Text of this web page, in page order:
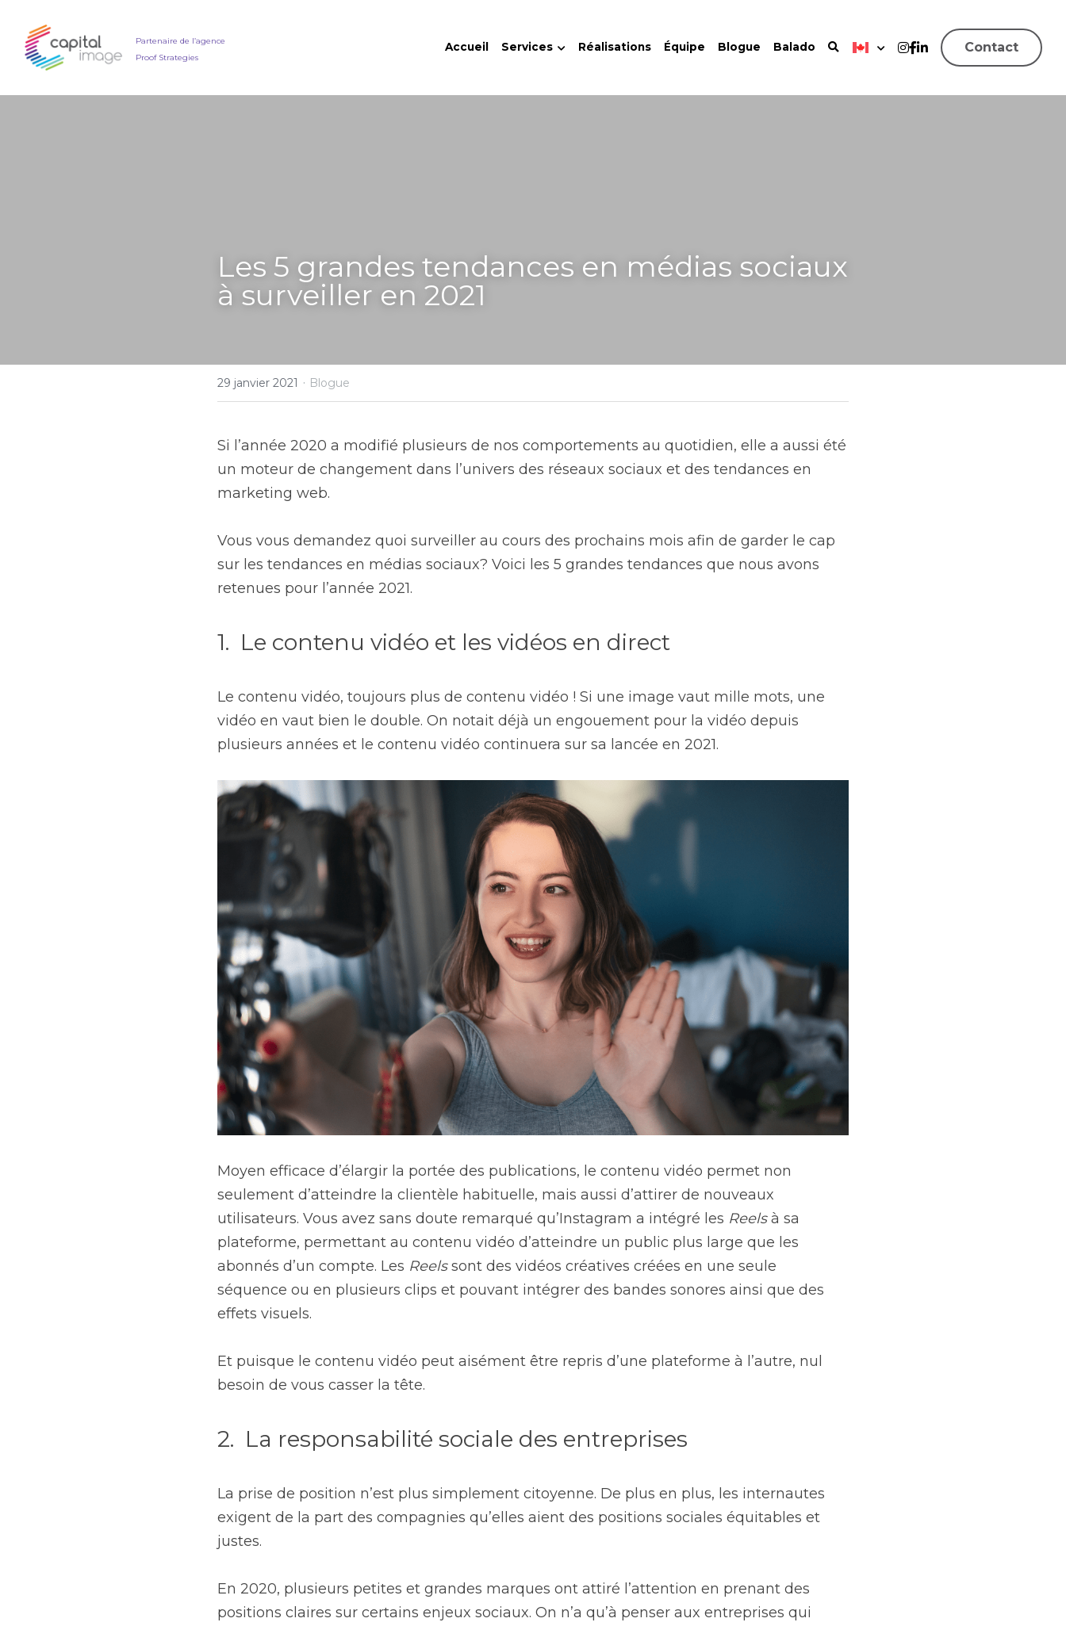
Partenaire de l’agence
Proof Strategies
Accueil Services Réalisations Équipe Blogue Balado Contact
Les 5 grandes tendances en médias sociaux
à surveiller en 2021
29 janvier 2021 · Blogue
Si l’année 2020 a modifié plusieurs de nos comportements au quotidien, elle a aussi été
un moteur de changement dans l’univers des réseaux sociaux et des tendances en
marketing web.
Vous vous demandez quoi surveiller au cours des prochains mois afin de garder le cap
sur les tendances en médias sociaux? Voici les 5 grandes tendances que nous avons
retenues pour l’année 2021.
1.  Le contenu vidéo et les vidéos en direct
Le contenu vidéo, toujours plus de contenu vidéo ! Si une image vaut mille mots, une
vidéo en vaut bien le double. On notait déjà un engouement pour la vidéo depuis
plusieurs années et le contenu vidéo continuera sur sa lancée en 2021.
Moyen efficace d’élargir la portée des publications, le contenu vidéo permet non
seulement d’atteindre la clientèle habituelle, mais aussi d’attirer de nouveaux
utilisateurs. Vous avez sans doute remarqué qu’Instagram a intégré les Reels à sa
plateforme, permettant au contenu vidéo d’atteindre un public plus large que les
abonnés d’un compte. Les Reels sont des vidéos créatives créées en une seule
séquence ou en plusieurs clips et pouvant intégrer des bandes sonores ainsi que des
effets visuels.
Et puisque le contenu vidéo peut aisément être repris d’une plateforme à l’autre, nul
besoin de vous casser la tête.
2.  La responsabilité sociale des entreprises
La prise de position n’est plus simplement citoyenne. De plus en plus, les internautes
exigent de la part des compagnies qu’elles aient des positions sociales équitables et
justes.
En 2020, plusieurs petites et grandes marques ont attiré l’attention en prenant des
positions claires sur certains enjeux sociaux. On n’a qu’à penser aux entreprises qui